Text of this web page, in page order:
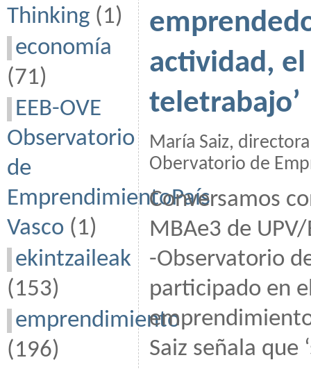
Thinking (1)
economía
(71)
EEB-OVE
Observatorio
de
EmprendimientoPaís
Vasco (1)
ekintzaileak
(153)
emprendimiento
(196)
actividad,
teletrabajo’
María Saiz,
Obervatorio de
Conversamos
MBAe3 de
-Observatorio
participado en
Saiz señala que